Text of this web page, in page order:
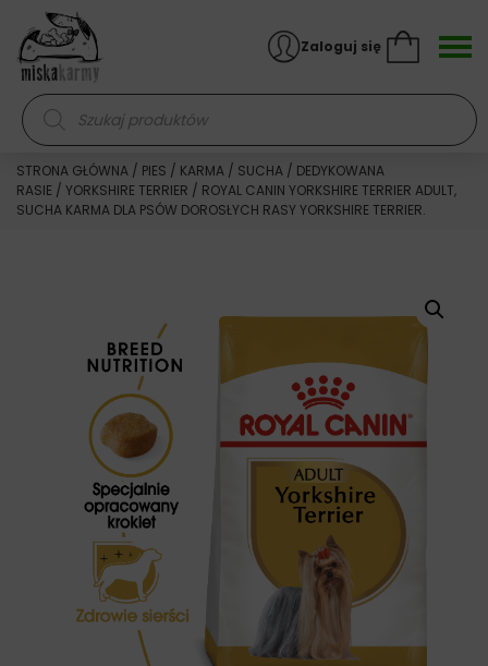
Skocz do treści
Wyszukiwarka produktów
Zaloguj się
STRONA GŁÓWNA / PIES / KARMA / SUCHA / DEDYKOWANA
RASIE / YORKSHIRE TERRIER / ROYAL CANIN YORKSHIRE TERRIER ADULT,
SUCHA KARMA DLA PSÓW DOROSŁYCH RASY YORKSHIRE TERRIER.